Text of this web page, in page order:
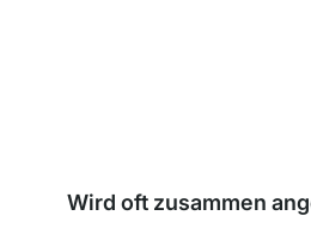
Wird oft zusammen